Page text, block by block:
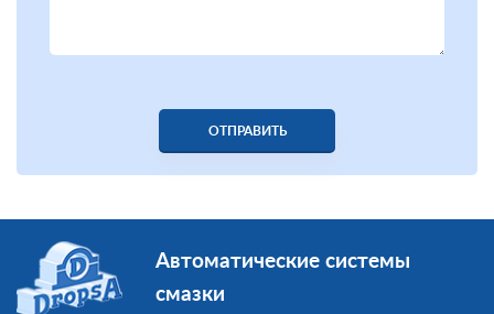
ОТПРАВИТЬ
Автоматические системы
смазки